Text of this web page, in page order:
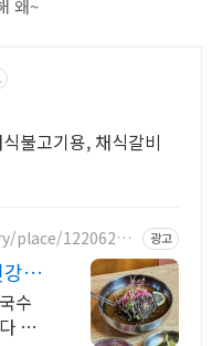
왜~
불고기용, 채식갈비
place/12206260
광고
에
수
끝